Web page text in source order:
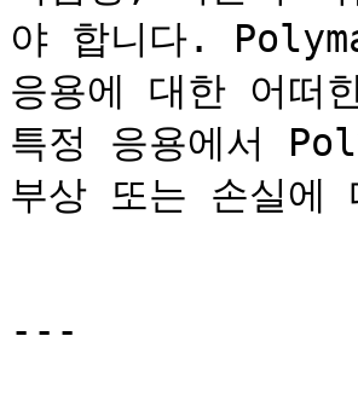
야 합니다.
응용에 대한 어떠
특정 응용에서
부상 또는 손실에
---